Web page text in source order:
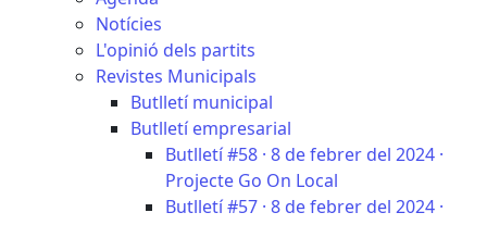
Notícies
L'opinió dels partits
Revistes Municipals
Butlletí municipal
Butlletí empresarial
Butlletí #58 · 8 de febrer del 2024 ·
Projecte Go On Local
Butlletí #57 · 8 de febrer del 2024 ·